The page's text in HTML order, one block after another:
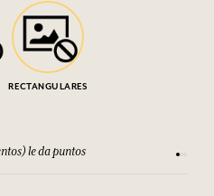
RECTANGULARES